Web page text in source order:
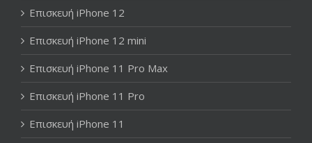
Επισκευή iPhone 12
Επισκευή iPhone 12 mini
Επισκευή iPhone 11 Pro Max
Επισκευή iPhone 11 Pro
Επισκευή iPhone 11